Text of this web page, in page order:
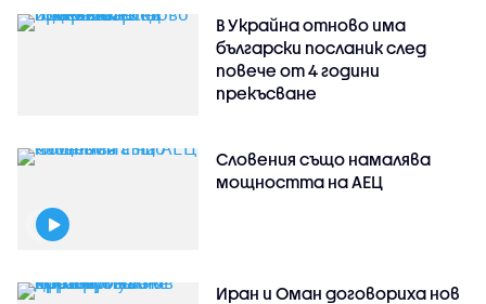
В Украйна отново има
български посланик след
повече от 4 години
прекъсване
Словения също намалява
мощността на АЕЦ
Иран и Оман договориха нов